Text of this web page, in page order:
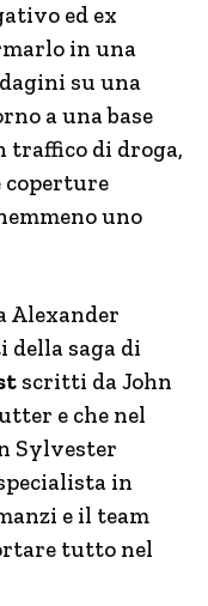
ed ex
in una
su una
a una base
traffico di droga,
coperture
uno
Alexander
saga di
scritti da John
e che nel
Sylvester
in
e il team
tutto nel